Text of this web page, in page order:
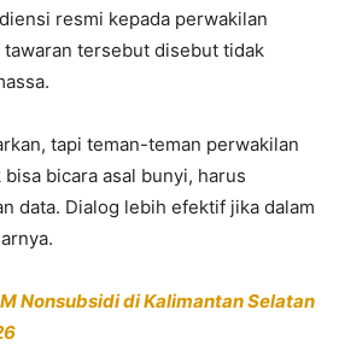
resmi kepada perwakilan
tersebut disebut tidak
tapi teman-teman perwakilan
bicara asal bunyi, harus
data. Dialog lebih efektif jika dalam
Nonsubsidi di Kalimantan Selatan